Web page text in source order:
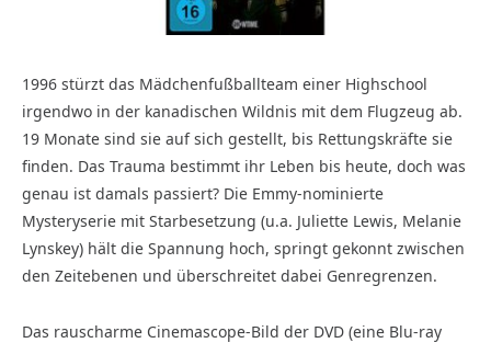
1996 stürzt das Mädchenfußballteam einer Highschool
irgendwo in der kanadischen Wildnis mit dem Flugzeug ab.
19 Monate sind sie auf sich gestellt, bis Rettungskräfte sie
finden. Das Trauma bestimmt ihr Leben bis heute, doch was
genau ist damals passiert? Die Emmy-nominierte
Mysteryserie mit Starbesetzung (u.a. Juliette Lewis, Melanie
Lynskey) hält die Spannung hoch, springt gekonnt zwischen
den Zeitebenen und überschreitet dabei Genregrenzen.
Das rauscharme Cinemascope-Bild der DVD (eine Blu-ray